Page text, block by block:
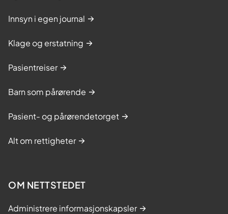
Innsyn i egen journal
Klage og erstatning
Pasientreiser
Barn som pårørende
Pasient- og pårørendetorget
Alt om rettigheter
OM NETTSTEDET
Administrere informasjonskapsler